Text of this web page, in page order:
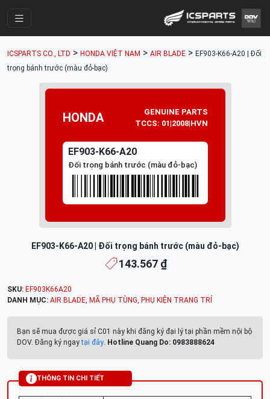
Parts Catalogue
Mã Phụ Tùng
Tài khoản
ICSPARTS CO., LTD > HONDA VIỆT NAM > AIR BLADE > EF903-K66-A20 | Đối
trọng bánh trước (màu đỏ-bạc)
HONDA
GENUINE PARTS
TCCS: 01|2008|HVN
EF903-K66-A20
Đối trọng bánh trước (màu đỏ-bạc)
EF903-K66-A20 | Đối trọng bánh trước (màu đỏ-bạc)
143.567 ₫
SKU: EF903K66A20
DANH MỤC: AIR BLADE, MÃ PHỤ TÙNG, PHỤ KIỆN TRANG TRÍ
Bạn sẽ mua được giá sỉ C01 này khi đăng ký đại lý tại phần mềm nội bộ
DOV. Đăng ký ngaytại đây. Hotline Quang Do: 0983888624
THÔNG TIN CHI TIẾT